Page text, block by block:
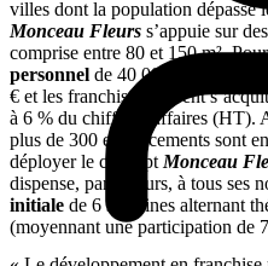
villes dont la population dépasse
Monceau Fleurs s’appuie sur
comprise entre 80 et 150 m².
personnel de 40 000 € est
€ et les franchisés doivent
à 6 % du chiffre d’affaires (HT).
plus de 300 emplacements sont
déployer le concept Monceau
dispense, par ailleurs, à tous ses
initiale de 6 semaines alternant
(moyennant une participation de